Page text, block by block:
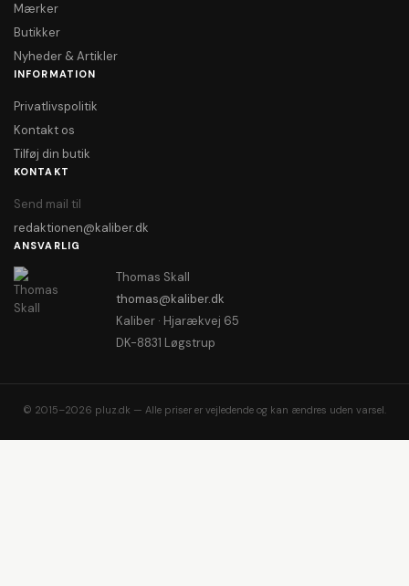
Mærker
Butikker
Nyheder & Artikler
INFORMATION
Privatlivspolitik
Kontakt os
Tilføj din butik
KONTAKT
Send mail til
redaktionen@kaliber.dk
ANSVARLIG
Thomas Skall
thomas@kaliber.dk
Kaliber · Hjarækvej 65
DK-8831 Løgstrup
© 2015–2026 pluz.dk — Alle priser er vejledende og kan ændres uden varsel.